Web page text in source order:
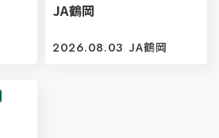
JA鶴岡
2026.08.03 JA鶴岡